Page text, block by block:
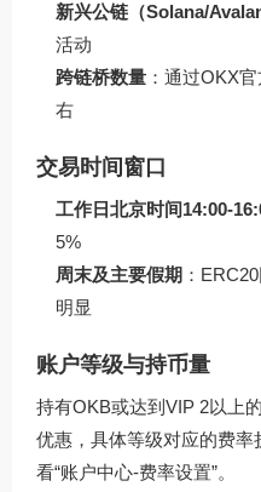
新兴公链（Solana/
活动
跨链桥数量 ：通过OKX
右
交易时间窗口
工作日北京时间14:00-
5%
周末及主要假期 ：
明显
账户等级与持币量
持有OKB或达到VIP 2以上
优惠，具体等级对应的费率
看“账户中心-费率设置”。